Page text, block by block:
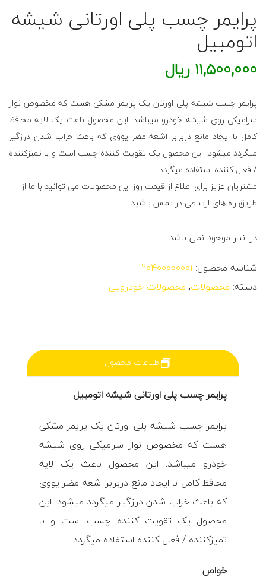
پرایمر چسب پلی اورتانی شیشه
اتومبیل
11,500,000 ریال
پرایمر چسب شیشه پلی اورتان یک پرایمر مشکی هست که مخصوص نوار
سرامیکی روی شیشه خودرو میباشد. این محصول باعث یک لایه محافظ
کامل با ایجاد مانع دربرابر اشعه مضر یووی که باعث خراب شدن درزگیر
میگردد میشود. این محصول یک تقویت کننده چسب است و با تمیزکننده
/ فعال کننده استفاده میگردد.
مشتریان عزیز برای اطلاع از قیمت روز این محصولات می توانید با ما از
طریق راه های ارتباطی در تماس باشید.
در انبار موجود نمی باشد
شناسه محصول: 20400000001
دسته: محصولات, محصولات خودرویی
اطلاعات محصول
پرایمر چسب پلی اورتانی شیشه اتومبیل
پرایمر چسب شیشه پلی اورتان یک پرایمر مشکی
هست که مخصوص نوار سرامیکی روی شیشه
خودرو میباشد. این محصول باعث یک لایه
محافظ کامل با ایجاد مانع دربرابر اشعه مضر یووی
که باعث خراب شدن درزگیر میگردد میشود. این
محصول یک تقویت کننده چسب است و با
تمیزکننده / فعال کننده استفاده میگردد.
خواص